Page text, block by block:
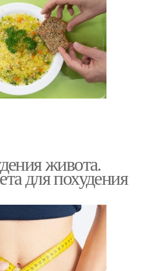
живота.
для похудения